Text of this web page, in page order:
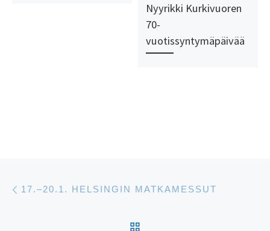
Nyyrikki Kurkivuoren
70-
vuotissyntymäpäivää
Artikkelien navigointi
17.–20.1. HELSINGIN MATKAMESSUT